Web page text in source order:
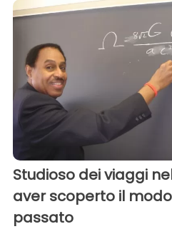
Studioso dei viaggi
aver scoperto il
passato